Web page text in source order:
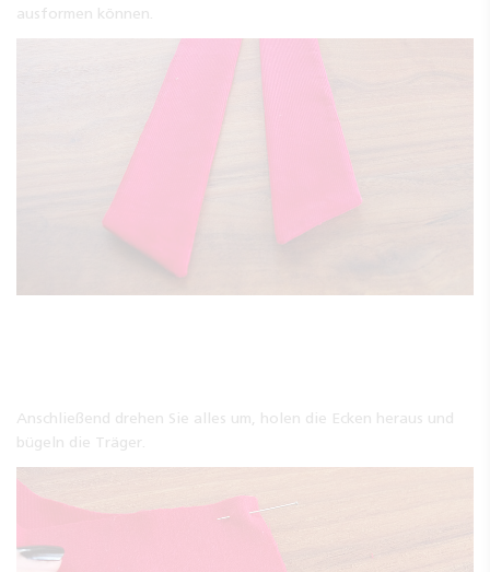
ausformen können.
Anschließend drehen Sie alles um, holen die Ecken heraus und
bügeln die Träger.